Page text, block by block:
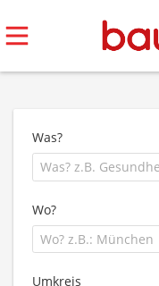
Was?
Wo?
Umkreis